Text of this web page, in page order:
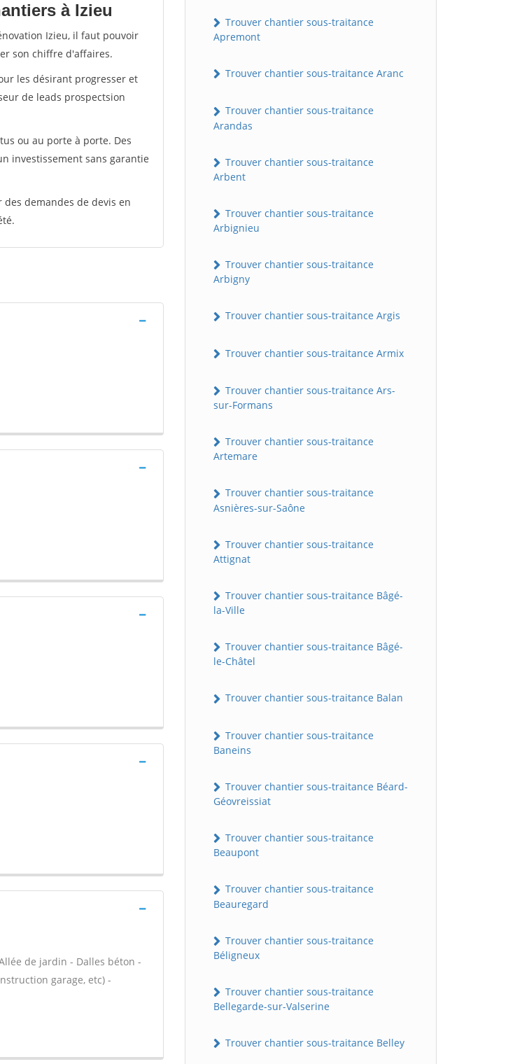
à Izieu
Izieu, il faut pouvoir
son chiffre d'affaires.
les désirant progresser et
de leads prospectsion
ou au porte à porte. Des
investissement sans garantie
demandes de devis en
de jardin - Dalles béton -
garage, etc) -
Trouver chantier sous-traitance
Apremont
Trouver chantier sous-traitance Aranc
Trouver chantier sous-traitance
Arandas
Trouver chantier sous-traitance
Arbent
Trouver chantier sous-traitance
Arbignieu
Trouver chantier sous-traitance
Arbigny
Trouver chantier sous-traitance Argis
Trouver chantier sous-traitance Armix
Trouver chantier sous-traitance Ars-
sur-Formans
Trouver chantier sous-traitance
Artemare
Trouver chantier sous-traitance
Asnières-sur-Saône
Trouver chantier sous-traitance
Attignat
Trouver chantier sous-traitance Bâgé-
la-Ville
Trouver chantier sous-traitance Bâgé-
le-Châtel
Trouver chantier sous-traitance Balan
Trouver chantier sous-traitance
Baneins
Trouver chantier sous-traitance Béard-
Géovreissiat
Trouver chantier sous-traitance
Beaupont
Trouver chantier sous-traitance
Beauregard
Trouver chantier sous-traitance
Béligneux
Trouver chantier sous-traitance
Bellegarde-sur-Valserine
Trouver chantier sous-traitance Belley